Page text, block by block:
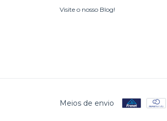
Visite o nosso Blog!
Meios de envio